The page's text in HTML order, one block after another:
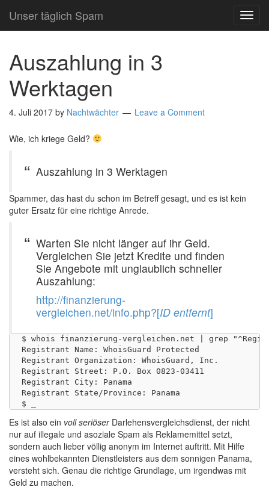
Unser täglich Spam
Auszahlung in 3
Werktagen
4. Juli 2017 by Nachtwächter Leave a Comment
Wie, ich kriege Geld?
Auszahlung in 3 Werktagen
Spammer, das hast du schon im Betreff gesagt, und es ist kein
guter Ersatz für eine richtige Anrede.
Warten Sie nicht länger auf ihr Geld.
Vergleichen Sie jetzt Kredite und finden
Sie Angebote mit unglaublich schneller
Auszahlung:
http://finanzierung-
vergleichen.net/info.php?[ID entfernt]
$ whois finanzierung-vergleichen.net | grep
Registrant Name: WhoisGuard Protected
Registrant Organization: WhoisGuard, Inc.
Registrant Street: P.O. Box 0823-03411
Registrant City: Panama
Registrant State/Province: Panama
Es ist also ein voll seriöserDarlehensvergleichsdienst, der nicht
nur auf illegale und asoziale Spam als Reklamemittel setzt,
sondern auch lieber völlig anonym im Internet auftritt. Mit Hilfe
eines wohlbekannten Dienstleisters aus dem sonnigen Panama,
versteht sich. Genau die richtige Grundlage, um irgendwas mit
Geld zu machen.